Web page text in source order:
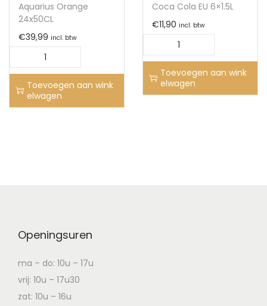
Aquarius Orange
24x50CL
€39,99 incl. btw
Toevoegen aan wink
elwagen
Coca Cola EU 6×1.5L
€11,90 incl. btw
Toevoegen aan wink
elwagen
Openingsuren
ma – do: 10u – 17u
vrij: 10u – 17u30
zat: 10u – 16u